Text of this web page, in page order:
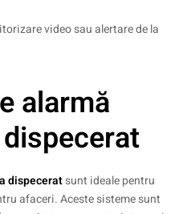
video sau alertare de la
alarmă
dispeceratsunt ideale pentru
afaceri. Aceste sisteme sunt